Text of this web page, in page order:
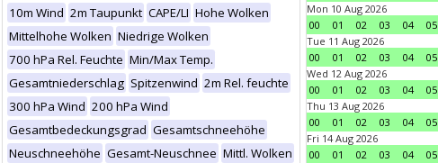
10m Wind 2m Taupunkt CAPE/LI Hohe Wolken
Mittelhohe Wolken Niedrige Wolken
700 hPa Rel. Feuchte Min/Max Temp.
Gesamtniederschlag Spitzenwind 2m Rel. feuchte
300 hPa Wind 200 hPa Wind
Gesamtbedeckungsgrad Gesamtschneehöhe
Neuschneehöhe Gesamt-Neuschnee Mittl. Wolken
Mon 10 Aug 2026
00
01 02 03 04 05
Tue 11 Aug 2026
00
01 02 03 04 05
Wed 12 Aug 2026
00
01 02 03 04 05
Thu 13 Aug 2026
00
01 02 03 04 05
Fri 14 Aug 2026
00
01 02 03 04 05